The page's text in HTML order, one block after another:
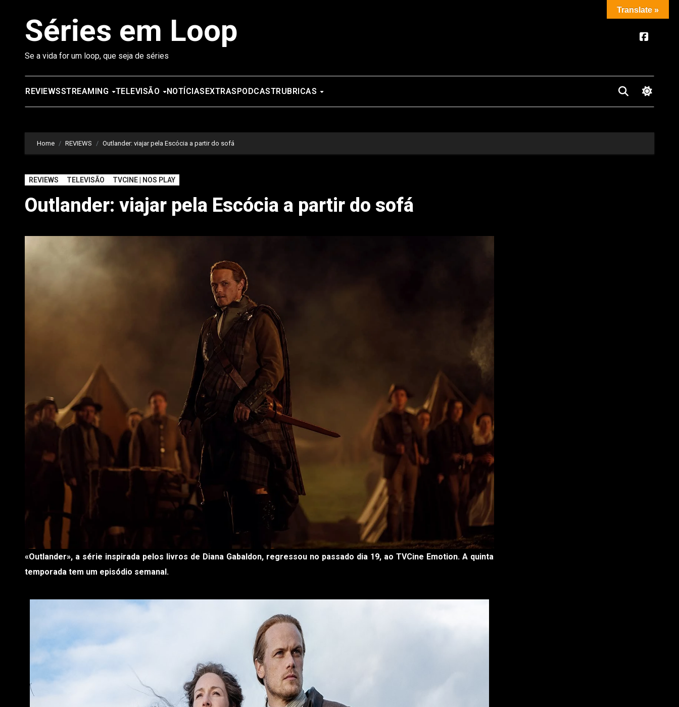
Séries em Loop
Se a vida for um loop, que seja de séries
REVIEWSSTREAMING TELEVISÃO NOTÍCIASEXTRASPODCASTRUBRICAS
Home REVIEWS Outlander: viajar pela Escócia a partir do sofá
REVIEWS TELEVISÃO TVCINE | NOS PLAY
Outlander: viajar pela Escócia a partir do sofá
«Outlander», a série inspirada pelos livros de Diana Gabaldon, regressou no passado dia 19, ao TVCine Emotion. A quinta
temporada tem um episódio semanal.
Translate »